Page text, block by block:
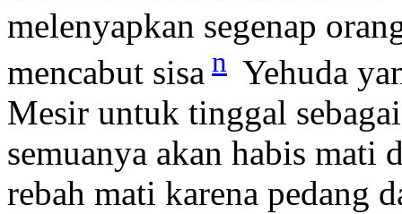
melenyapkan segenap
mencabut sisa n Yehuda
Mesir untuk tinggal
semuanya akan habis mati
rebah mati karena pedang